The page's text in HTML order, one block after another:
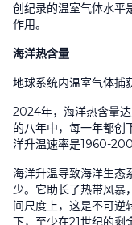
创纪录的温室气体水平
作用。
海洋热含量
地球系统内温室气体捕
2024年，海洋热含量
的八年中，每一年都
洋升温速率是1960-
海洋升温导致海洋生态
少。它助长了热带风暴
间尺度上，这是不可逆